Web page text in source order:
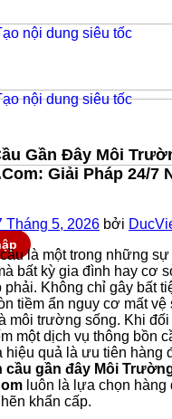
Gần Đây Môi
Giải Pháp 24/7
Tháng 5, 2026 bởi
là một trong những
bất kỳ gia đình hay cơ
phải. Không chỉ gây bất
tiềm ẩn nguy cơ mất
môi trường sống. Khi
một dịch vụ thông bồn
hiệu quả là ưu tiên hàng
cầu gần đây Môi
luôn là lựa chọn hàng
khẩn cấp.